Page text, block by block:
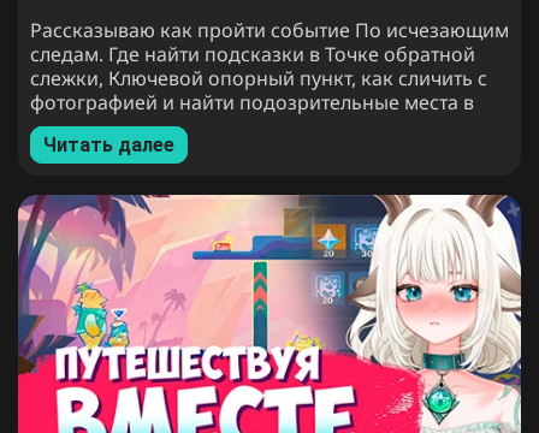
в Genshin Impact
Рассказываю как пройти событие По исчезающим
следам. Где найти подсказки в Точке обратной
слежки, Ключевой опорный пункт, как сличить с
фотографией и найти подозрительные места в
Геншин Импакт
Читать далее